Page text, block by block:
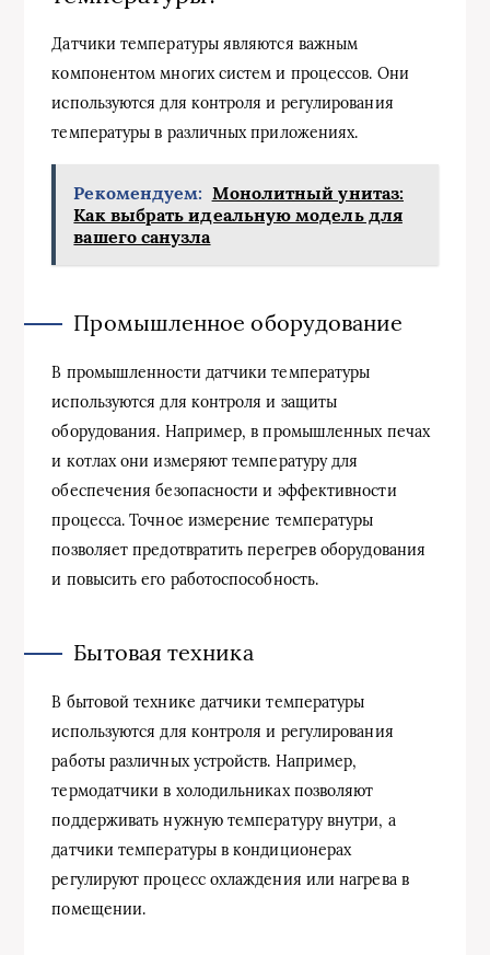
Датчики температуры являются важным
компонентом многих систем и процессов. Они
используются для контроля и регулирования
температуры в различных приложениях.
Рекомендуем: Монолитный унитаз:
Как выбрать идеальную модель для
вашего санузла
Промышленное оборудование
В промышленности датчики температуры
используются для контроля и защиты
оборудования. Например, в промышленных печах
и котлах они измеряют температуру для
обеспечения безопасности и эффективности
процесса. Точное измерение температуры
позволяет предотвратить перегрев оборудования
и повысить его работоспособность.
Бытовая техника
В бытовой технике датчики температуры
используются для контроля и регулирования
работы различных устройств. Например,
термодатчики в холодильниках позволяют
поддерживать нужную температуру внутри, а
датчики температуры в кондиционерах
регулируют процесс охлаждения или нагрева в
помещении.